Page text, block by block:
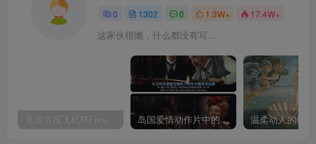
0 1302 0 1.3W+ 17.4W+
这家伙很懒，什么都没有写...
美国名器飞机杯Fleshlight 【Quickshot-Vantage 双头飞机杯】完全评测 岛国爱情动作片中的AV棒到底有多猛？成人用品震动棒的发展史！